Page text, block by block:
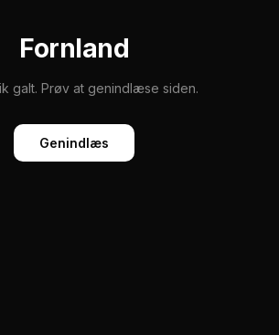
Fornland
galt. Prøv at genindlæse siden.
Genindlæs